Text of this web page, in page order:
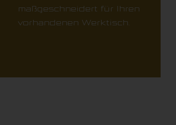
maßgeschneidert für Ihren
vorhandenen Werktisch.